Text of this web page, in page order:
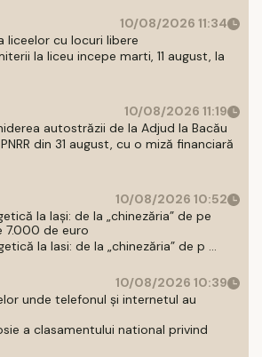
10/08/2026 11:34
liceelor cu locuri libere
la liceu incepe marti, 11 august, la
10/08/2026 11:19
autostrăzii de la Adjud la Bacău
din 31 august, cu o miză financiară
10/08/2026 10:52
la Iași: de la „chinezăria” de pe
7.000 de euro
la Iasi: de la „chinezăria” de p ...
10/08/2026 10:39
unde telefonul și internetul au
a clasamentului national privind